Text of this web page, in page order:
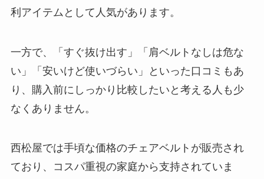
利アイテムとして人気があります。
一方で、「すぐ抜け出す」「肩ベルトなしは危な
い」「安いけど使いづらい」といった口コミもあ
り、購入前にしっかり比較したいと考える人も少
なくありません。
西松屋では手頃な価格のチェアベルトが販売され
ており、コスパ重視の家庭から支持されていま